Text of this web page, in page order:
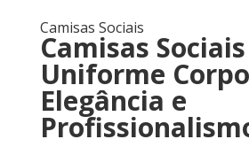
Camisas Sociais
Camisas
Uniforme
Elegância e